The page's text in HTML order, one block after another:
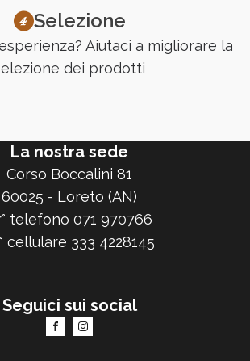
Selezione
Aiutaci a migliorare la
dei prodotti
La nostra sede
Corso Boccalini 81
60025 - Loreto (AN)
telefono 071 970766
cellulare 333 4228145
Seguici sui social